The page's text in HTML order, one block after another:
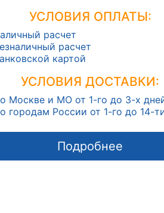
УСЛОВИЯ ОПЛАТЫ:
расчет
расчет
картой
УСЛОВИЯ ДОСТАВКИ:
Москве и МО от 1-го до 3-х
городам России от 1-го до 14-
Подробнее